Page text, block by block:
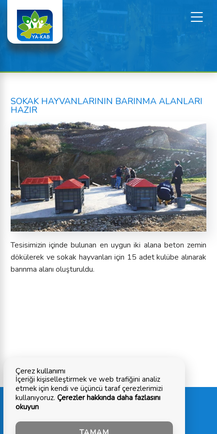
SOKAK HAYVANLARININ BARINMA ALANLARI
HAZIR
Tesisimizin içinde bulunan en uygun iki alana beton zemin
dökülerek ve sokak hayvanları için 15 adet kulübe alınarak
barınma alanı oluşturuldu.
Erkoç Cd. No: 12 Taşköprü/Çiftlikköy - YALOVA
Tel: 0226 350 00 40 / Faks: 0226 350 00 41 / E-
Çerez kullanımı
İçeriği kişiselleştirmek ve web trafiğini analiz
etmek için kendi ve üçüncü taraf çerezlerimizi
kullanıyoruz. Çerezler hakkında daha fazlasını
okuyun